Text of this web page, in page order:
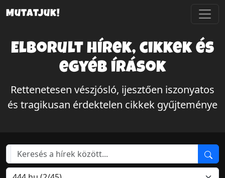
Mutatjuk!
Elborult hírek, cikkek és
egyéb írások
Rettenetesen vészjósló, ijesztően iszonyatos
és tragikusan érdektelen cikkek gyűjteménye